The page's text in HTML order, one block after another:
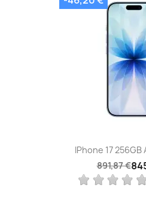
IPhone 17
891,87 €